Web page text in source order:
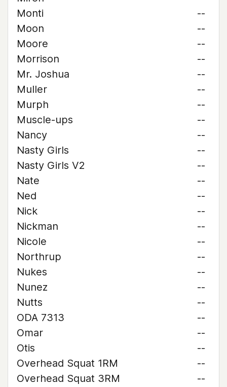
Monti
--
Moon
--
Moore
--
Morrison
--
Mr. Joshua
--
Muller
--
Murph
--
Muscle-ups
--
Nancy
--
Nasty Girls
--
Nasty Girls V2
--
Nate
--
Ned
--
Nick
--
Nickman
--
Nicole
--
Northrup
--
Nukes
--
Nunez
--
Nutts
--
ODA 7313
--
Omar
--
Otis
--
Overhead Squat 1RM
--
Overhead Squat 3RM
--